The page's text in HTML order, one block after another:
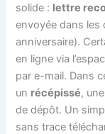
solide : lettre
envoyée dans les
anniversaire).
en ligne via
par e-mail. Dans
un récépissé,
de dépôt. Un
sans trace